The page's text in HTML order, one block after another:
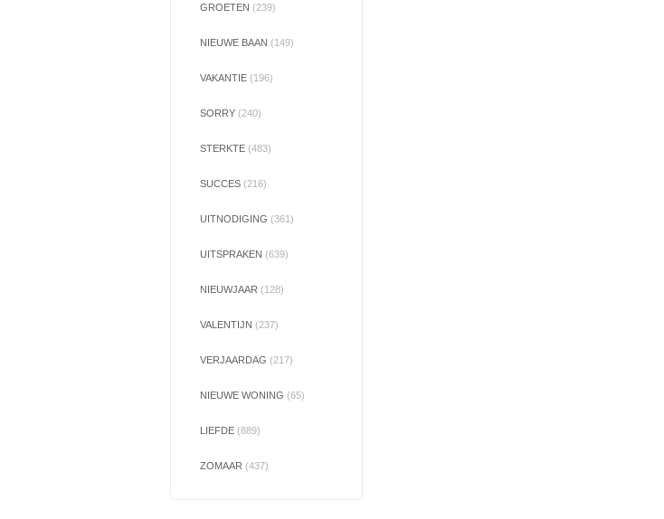
GROETEN (239)
NIEUWE BAAN (149)
VAKANTIE (196)
SORRY (240)
STERKTE (483)
SUCCES (216)
UITNODIGING (361)
UITSPRAKEN (639)
NIEUWJAAR (128)
VALENTIJN (237)
VERJAARDAG (217)
NIEUWE WONING (65)
LIEFDE (889)
ZOMAAR (437)